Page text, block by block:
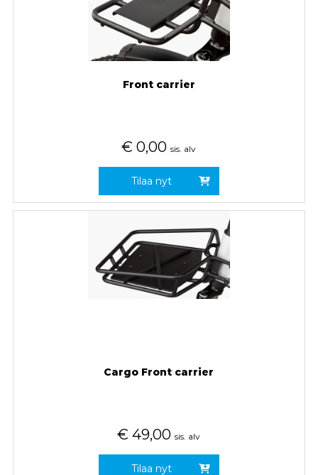
Front carrier
€ 0,00 sis. alv
Tilaa nyt
Cargo Front carrier
€ 49,00 sis. alv
Tilaa nyt